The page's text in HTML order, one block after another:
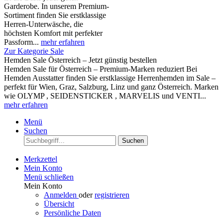
Garderobe. In unserem Premium-
Sortiment finden Sie erstklassige
Herren-Unterwäsche, die
höchsten Komfort mit perfekter
Passform... mehr erfahren
Zur Kategorie Sale
Hemden Sale Österreich – Jetzt günstig bestellen
Hemden Sale für Österreich – Premium-Marken reduziert Bei
Hemden Ausstatter finden Sie erstklassige Herrenhemden im Sale –
perfekt für Wien, Graz, Salzburg, Linz und ganz Österreich. Marken
wie OLYMP , SEIDENSTICKER , MARVELIS und VENTI...
mehr erfahren
Menü
Suchen
Suchen
Merkzettel
Mein Konto
Menü schließen
Mein Konto
Anmelden oderregistrieren
Übersicht
Persönliche Daten